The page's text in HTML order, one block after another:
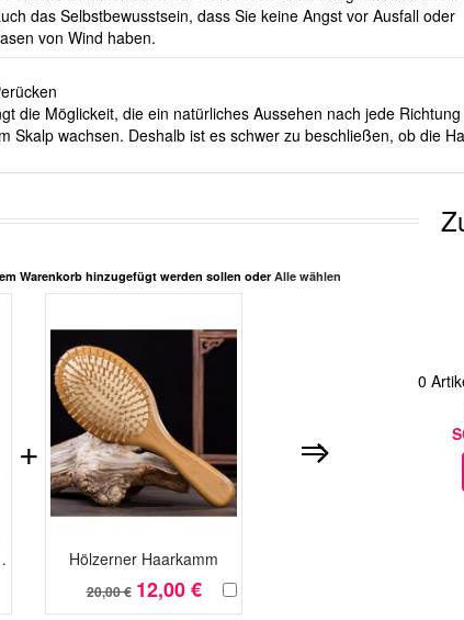
das Selbstbewusstsein, dass Sie keine Angst vor Ausfall oder
von Wind haben.
die Möglickeit, die ein natürliches Aussehen nach jede
Skalp wachsen. Deshalb ist es schwer zu beschließen, ob die
Warenkorb hinzugefügt werden sollen oder Alle wählen
Perücke Hölzerner Haarkamm
20,00 € 12,00 €
+
0